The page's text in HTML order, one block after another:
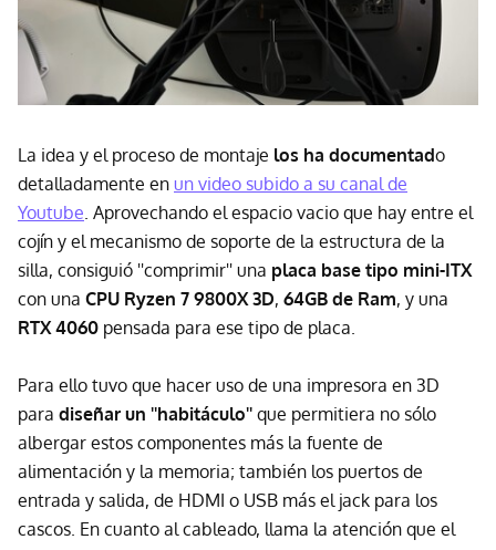
La idea y el proceso de montaje los ha documentado
detalladamente en un video subido a su canal de
Youtube. Aprovechando el espacio vacio que hay entre el
cojín y el mecanismo de soporte de la estructura de la
silla, consiguió ''comprimir'' una placa base tipo mini-ITX
con una CPU Ryzen 7 9800X 3D, 64GB de Ram, y una
RTX 4060 pensada para ese tipo de placa.
Para ello tuvo que hacer uso de una impresora en 3D
para diseñar un ''habitáculo'' que permitiera no sólo
albergar estos componentes más la fuente de
alimentación y la memoria; también los puertos de
entrada y salida, de HDMI o USB más el jack para los
cascos. En cuanto al cableado, llama la atención que el